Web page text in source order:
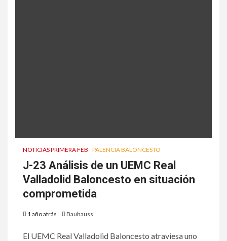
NOTICIAS PRIMERA FEB PALENCIA BALONCESTO
J-23 Análisis de un UEMC Real
Valladolid Baloncesto en situación
comprometida
1 año atrás Bauhauss
El UEMC Real Valladolid Baloncesto atraviesa uno